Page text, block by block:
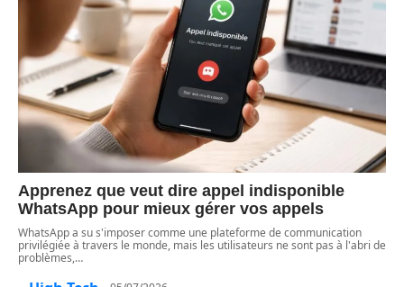
Apprenez que veut dire appel indisponible
WhatsApp pour mieux gérer vos appels
WhatsApp a su s'imposer comme une plateforme de communication
privilégiée à travers le monde, mais les utilisateurs ne sont pas à l'abri de
problèmes,…